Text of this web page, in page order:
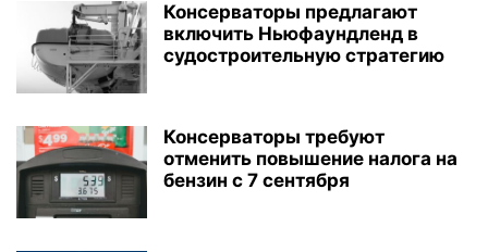
Консерваторы предлагают
включить Ньюфаундленд в
судостроительную стратегию
Консерваторы требуют
отменить повышение налога на
бензин с 7 сентября